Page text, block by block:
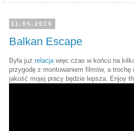
11.05.2015
Balkan Escape
Była już relacjawięc czas w końcu na
przygodę z montowaniem filmów, a
jakość mojej pracy będzie lepsza. Enjoy